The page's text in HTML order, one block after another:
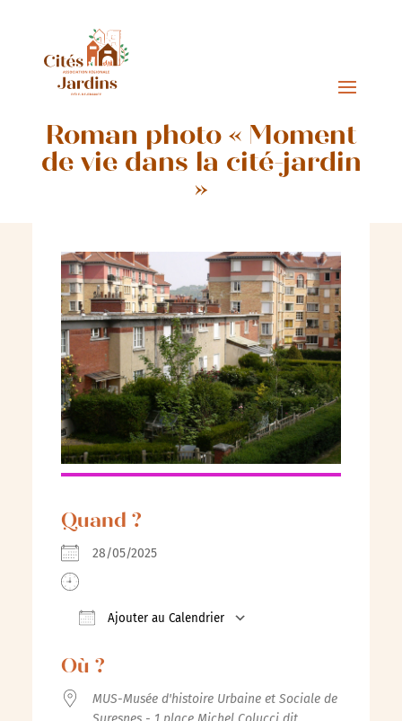
Roman photo « Moment
de vie dans la cité-jardin
»
Quand ?
28/05/2025
Ajouter au Calendrier
Où ?
MUS-Musée d'histoire Urbaine et Sociale de